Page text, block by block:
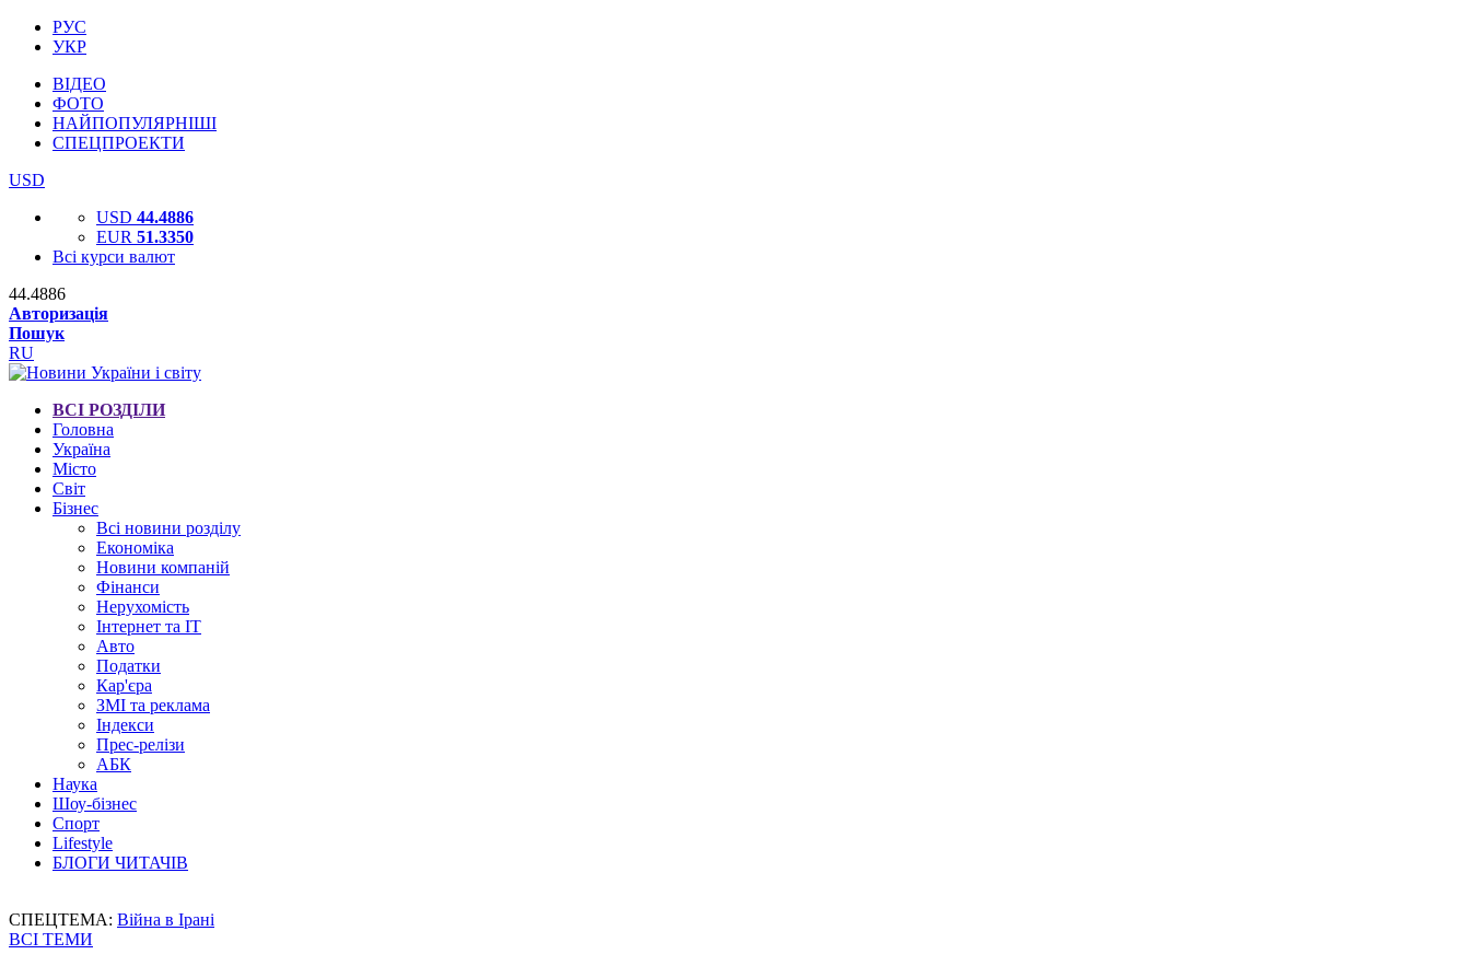
РУС
УКР
ВІДЕО
ФОТО
НАЙПОПУЛЯРНІШІ
СПЕЦПРОЕКТИ
USD
USD 44.4886
EUR 51.3350
Всі курси валют
44.4886
Авторизація
Пошук
RU
ВСІ РОЗДІЛИ
Головна
Україна
Місто
Світ
Бізнес
Всі новини розділу
Економіка
Новини компаній
Фінанси
Нерухомість
Інтернет та IT
Авто
Податки
Кар'єра
ЗМІ та реклама
Індекси
Прес-релізи
АБК
Наука
Шоу-бізнес
Спорт
Lifestyle
БЛОГИ ЧИТАЧІВ
СПЕЦТЕМА: Війна в Ірані
ВСІ ТЕМИ